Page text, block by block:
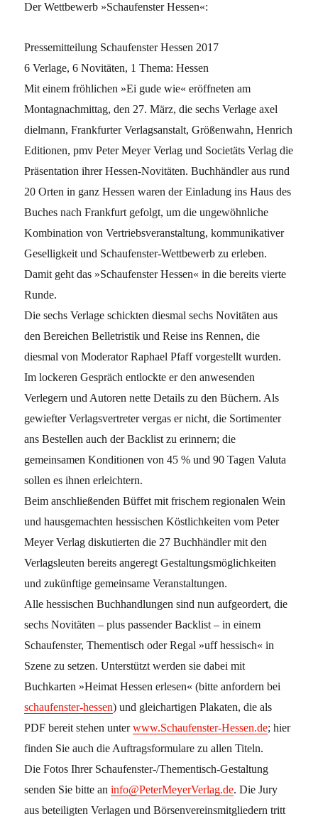
Der Wettbewerb »Schaufenster Hessen«:
Pressemitteilung Schaufenster Hessen 2017
6 Verlage, 6 Novitäten, 1 Thema: Hessen
Mit einem fröhlichen »Ei gude wie« eröffneten am
Montagnachmittag, den 27. März, die sechs Verlage axel
dielmann, Frankfurter Verlagsanstalt, Größenwahn, Henrich
Editionen, pmv Peter Meyer Verlag und Societäts Verlag die
Präsentation ihrer Hessen-Novitäten. Buchhändler aus rund
20 Orten in ganz Hessen waren der Einladung ins Haus des
Buches nach Frankfurt gefolgt, um die ungewöhnliche
Kombination von Vertriebsveranstaltung, kommunikativer
Geselligkeit und Schaufenster-Wettbewerb zu erleben.
Damit geht das »Schaufenster Hessen« in die bereits vierte
Runde.
Die sechs Verlage schickten diesmal sechs Novitäten aus
den Bereichen Belletristik und Reise ins Rennen, die
diesmal von Moderator Raphael Pfaff vorgestellt wurden.
Im lockeren Gespräch entlockte er den anwesenden
Verlegern und Autoren nette Details zu den Büchern. Als
gewiefter Verlagsvertreter vergas er nicht, die Sortimenter
ans Bestellen auch der Backlist zu erinnern; die
gemeinsamen Konditionen von 45 % und 90 Tagen Valuta
sollen es ihnen erleichtern.
Beim anschließenden Büffet mit frischem regionalen Wein
und hausgemachten hessischen Köstlichkeiten vom Peter
Meyer Verlag diskutierten die 27 Buchhändler mit den
Verlagsleuten bereits angeregt Gestaltungsmöglichkeiten
und zukünftige gemeinsame Veranstaltungen.
Alle hessischen Buchhandlungen sind nun aufgeordert, die
sechs Novitäten – plus passender Backlist – in einem
Schaufenster, Thementisch oder Regal »uff hessisch« in
Szene zu setzen. Unterstützt werden sie dabei mit
Buchkarten »Heimat Hessen erlesen« (bitte anfordern bei
schaufenster-hessen) und gleichartigen Plakaten, die als
PDF bereit stehen unterwww.Schaufenster-Hessen.de; hier
finden Sie auch die Auftragsformulare zu allen Titeln.
Die Fotos Ihrer Schaufenster-/Thementisch-Gestaltung
senden Sie bitte aninfo@PeterMeyerVerlag.de. Die Jury
aus beteiligten Verlagen und Börsenvereinsmitgliedern tritt